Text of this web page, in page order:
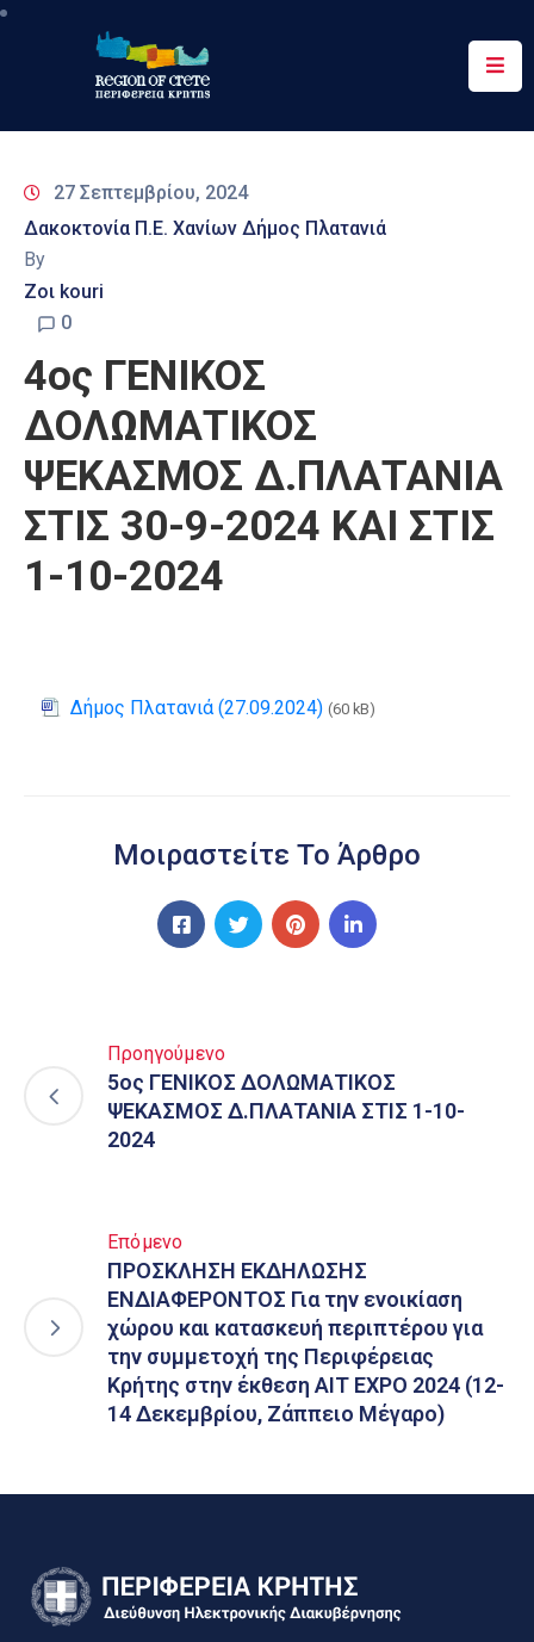
Περιφέρεια
&
Δράσεις
Ψηφιακές
Επικοινωνία
27 Σεπτεμβρίου, 2024
Δακοκτονία Π.Ε. Χανίων Δήμος Πλατανιά
By
Ζοι kouri
0
4ος ΓΕΝΙΚΟΣ
ΔΟΛΩΜΑΤΙΚΟΣ
ΨΕΚΑΣΜΟΣ Δ.ΠΛΑΤΑΝΙΑ
ΣΤΙΣ 30-9-2024 ΚΑΙ ΣΤΙΣ
1-10-2024
Δήμος Πλατανιά (27.09.2024) (60 kB)
Μοιραστείτε Το Άρθρο
Προηγούμενο
5ος ΓΕΝΙΚΟΣ ΔΟΛΩΜΑΤΙΚΟΣ
ΨΕΚΑΣΜΟΣ Δ.ΠΛΑΤΑΝΙΑ ΣΤΙΣ 1-10-
2024
Επόμενο
ΠΡΟΣΚΛΗΣΗ ΕΚΔΗΛΩΣΗΣ
ΕΝΔΙΑΦΕΡΟΝΤΟΣ Για την ενοικίαση
χώρου και κατασκευή περιπτέρου για
την συμμετοχή της Περιφέρειας
Κρήτης στην έκθεση AIT EXPO 2024 (12-
14 Δεκεμβρίου, Ζάππειο Μέγαρο)